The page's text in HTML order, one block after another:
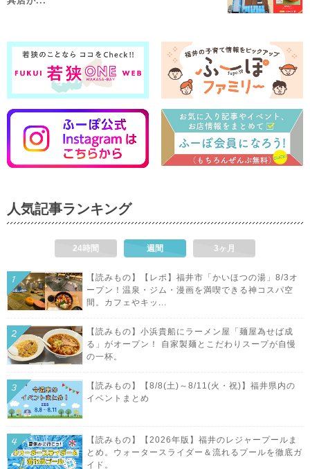
人気記事ランキング
24時間 週間 3ヶ月
【読みもの】【レポ】福井市「かいほつの湯」8/3オ
ープン！温泉・ジム・漫画を満喫できる神コスパ空
間。カフェやキッ...
【読みもの】小浜貴船にラーメン屋「麺屋為せば成
る」がオープン！ 自家製麺とこだわりスープが自慢
の一杯。
【読みもの】【8/8(土)～8/11(火・祝)】福井県内の
イベントまとめ
【読みもの】【2026年版】福井のレジャープールま
とめ。ウォータースライダー＆流れるプールを徹底ガ
イド。